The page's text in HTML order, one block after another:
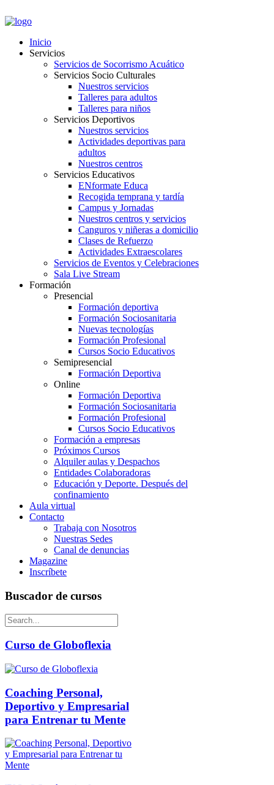
Inicio
Servicios
Servicios de Socorrismo Acuático
Servicios Socio Culturales
Nuestros servicios
Talleres para adultos
Talleres para niños
Servicios Deportivos
Nuestros servicios
Actividades deportivas para
adultos
Nuestros centros
Servicios Educativos
ENformate Educa
Recogida temprana y tardía
Campus y Jornadas
Nuestros centros y servicios
Canguros y niñeras a domicilio
Clases de Refuerzo
Actividades Extraescolares
Servicios de Eventos y Celebraciones
Sala Live Stream
Formación
Presencial
Formación deportiva
Formación Sociosanitaria
Nuevas tecnologías
Formación Profesional
Cursos Socio Educativos
Semipresencial
Formación Deportiva
Online
Formación Deportiva
Formación Sociosanitaria
Formación Profesional
Cursos Socio Educativos
Formación a empresas
Próximos Cursos
Alquiler aulas y Despachos
Entidades Colaboradoras
Educación y Deporte. Después del
confinamiento
Aula virtual
Contacto
Trabaja con Nosotros
Nuestras Sedes
Canal de denuncias
Magazine
Inscríbete
Buscador de cursos
Curso de Globoflexia
Coaching Personal,
Deportivo y Empresarial
para Entrenar tu Mente